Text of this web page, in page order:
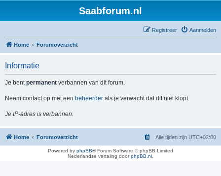
Saabforum.nl
Aanmelden
Registreer
Home Forumoverzicht
Informatie
Je bentpermanent verbannen van dit forum.
Neem contact op met een beheerder als je verwacht dat dit niet klopt.
Je IP-adres is verbannen.
Home Forumoverzicht Alle tijden zijn UTC+02:00
Powered by phpBB® Forum Software © phpBB Limited
Nederlandse vertaling doorphpBB.nl